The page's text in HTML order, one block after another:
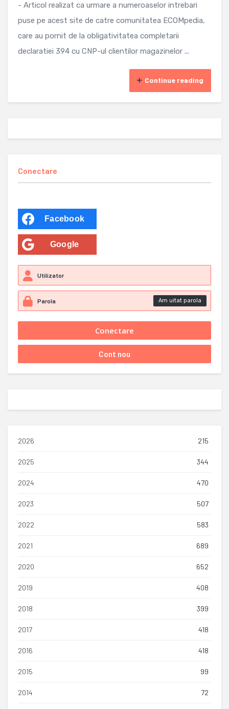
- Articol realizat ca urmare a numeroaselor intrebari
puse pe acest site de catre comunitatea ECOMpedia,
care au pornit de la obligativitatea completarii
declaratiei 394 cu CNP-ul clientilor magazinelor ...
Continue reading
Conectare
Facebook
Google
Am uitat parola
2026 215
2025 344
2024 470
2023 507
2022 583
2021 689
2020 652
2019 408
2018 399
2017 418
2016 418
2015 99
2014 72